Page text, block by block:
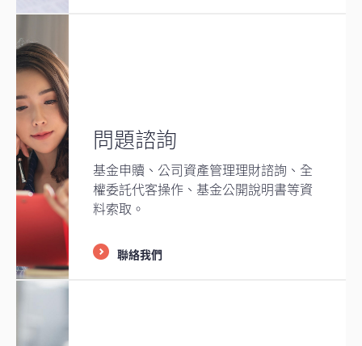
問題諮詢
基金申贖、公司資產管理理財諮詢、全
權委託代客操作、基金公開說明書等資
料索取。
聯絡我們